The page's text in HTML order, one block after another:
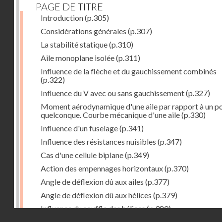
PAGE DE TITRE
Introduction(p.305)
Considérations générales (p.307)
La stabilité statique(p.310)
Aile monoplane isolée(p.311)
Influence de la flèche et du gauchissement combinés
(p.322)
Influence du V avec ou sans gauchissement(p.327)
Moment aérodynamique d'une aile par rapport à un
quelconque. Courbe mécanique d'une aile(p.330)
Influence d'un fuselage(p.341)
Influence des résistances nuisibles (p.347)
Cas d'une cellule biplane(p.349)
Action des empennages horizontaux(p.370)
Angle de déflexion dû aux ailes (p.377)
Angle de déflexion dû aux hélices (p.379)
Influence du souffle des hélices(p.380)